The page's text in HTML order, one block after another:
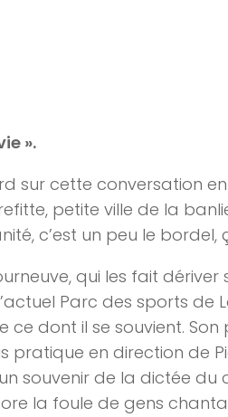
».
sur cette conversation
petite ville de la
c’est un peu le
qui les fait
Parc des sports de
ce dont il se souvient.
pratique en direction de
souvenir de la dictée du
la foule de gens